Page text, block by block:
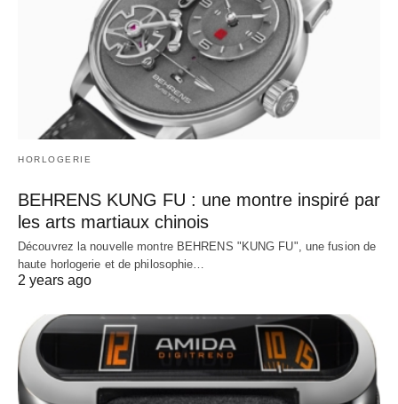
HORLOGERIE
BEHRENS KUNG FU : une montre inspiré par
les arts martiaux chinois
Découvrez la nouvelle montre BEHRENS "KUNG FU", une fusion de
haute horlogerie et de philosophie…
2 years ago